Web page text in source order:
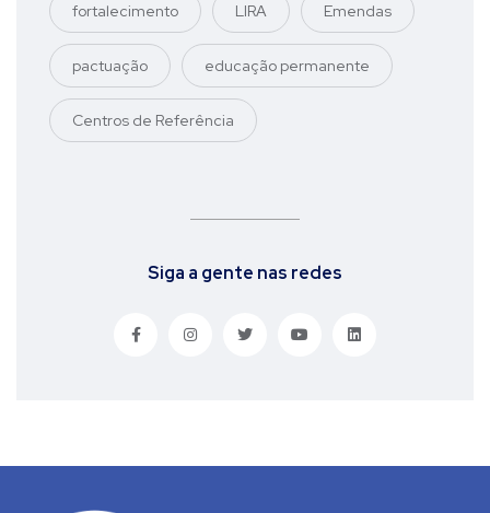
fortalecimento LIRA Emendas
pactuação educação permanente
Centros de Referência
Siga a gente nas redes